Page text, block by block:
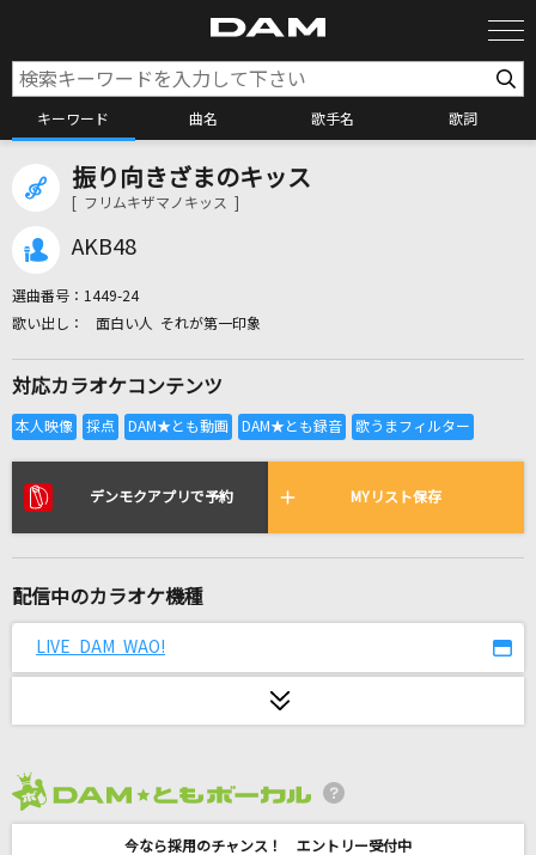
キーワード 曲名 歌手名 歌詞
カラオケ検索
全国りれき
リアルタイムで歌われている曲の一覧
点描の唄(feat.井上苑子)
[生音]嘘
振り向きざまのキッス
[ フリムキザマノキッス ]
AKB48
選曲番号： 1449-24
面白い人 それが第一印象
対応カラオケコンテンツ
デンモクアプリで予約 MYリスト保存
配信中のカラオケ機種
LIVE DAM WAO!
今なら採用のチャンス！ エントリー受付中